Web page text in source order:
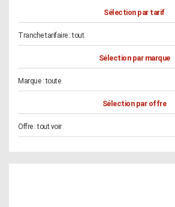
Sélection par tarif
Tranche tarifaire :tout
Sélection par marque
Marque :toute
Sélection par offre
Offre :tout voir